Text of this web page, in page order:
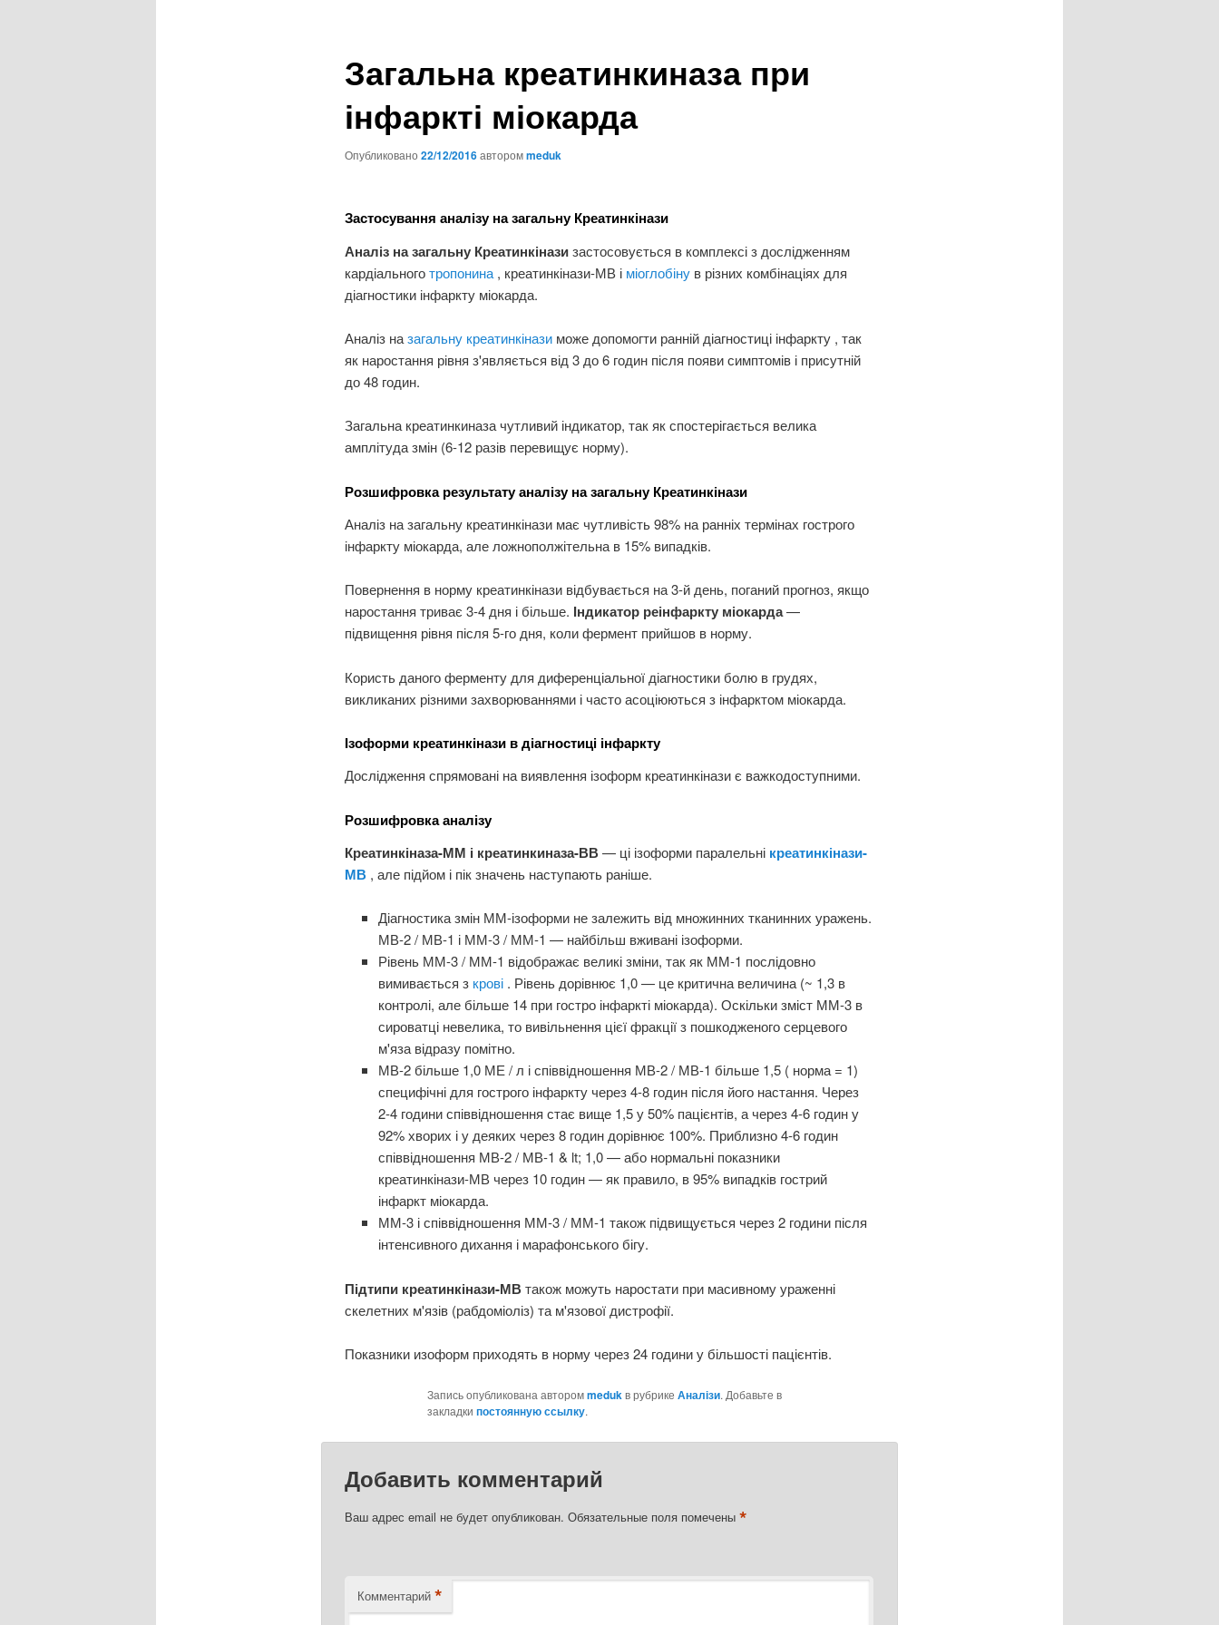
Загальна креатинкиназа при
інфаркті міокарда
Опубликовано 22/12/2016авторомmeduk
Застосування аналізу на загальну Креатинкінази
Аналіз на загальну Креатинкіназизастосовується в комплексі з дослідженням
кардіальноготропонина , креатинкінази-МВ і міоглобіну в різних комбінаціях для
діагностики інфаркту міокарда.
Аналіз назагальну креатинкінази може допомогти ранній діагностиці інфаркту , так
як наростання рівня з'являється від 3 до 6 годин після появи симптомів і присутній
до 48 годин.
Загальна креатинкиназа чутливий індикатор, так як спостерігається велика
амплітуда змін (6-12 разів перевищує норму).
Розшифровка результату аналізу на загальну Креатинкінази
Аналіз на загальну креатинкінази має чутливість 98% на ранніх термінах гострого
інфаркту міокарда, але ложнополжітельна в 15% випадків.
Повернення в норму креатинкінази відбувається на 3-й день, поганий прогноз, якщо
наростання триває 3-4 дня і більше. Індикатор реінфаркту міокарда—
підвищення рівня після 5-го дня, коли фермент прийшов в норму.
Користь даного ферменту для диференціальної діагностики болю в грудях,
викликаних різними захворюваннями і часто асоціюються з інфарктом міокарда.
Ізоформи креатинкінази в діагностиці інфаркту
Дослідження спрямовані на виявлення ізоформ креатинкінази є важкодоступними.
Розшифровка аналізу
Креатинкіназа-ММ і креатинкиназа-ВВ— ці ізоформи паралельні креатинкінази-
МВ , але підйом і пік значень наступають раніше.
Діагностика змін ММ-ізоформи не залежить від множинних тканинних уражень.
МВ-2 / МВ-1 і ММ-3 / ММ-1 — найбільш вживані ізоформи.
Рівень ММ-3 / ММ-1 відображає великі зміни, так як ММ-1 послідовно
вимивається з крові . Рівень дорівнює 1,0 — це критична величина (~ 1,3 в
контролі, але більше 14 при гостро інфаркті міокарда). Оскільки зміст ММ-3 в
сироватці невелика, то вивільнення цієї фракції з пошкодженого серцевого
м'яза відразу помітно.
МВ-2 більше 1,0 МЕ / л і співвідношення МВ-2 / МВ-1 більше 1,5 ( норма = 1)
специфічні для гострого інфаркту через 4-8 годин після його настання. Через
2-4 години співвідношення стає вище 1,5 у 50% пацієнтів, а через 4-6 годин у
92% хворих і у деяких через 8 годин дорівнює 100%. Приблизно 4-6 годин
співвідношення МВ-2 / МВ-1 & lt; 1,0 — або нормальні показники
креатинкінази-МВ через 10 годин — як правило, в 95% випадків гострий
інфаркт міокарда.
ММ-3 і співвідношення ММ-3 / ММ-1 також підвищується через 2 години після
інтенсивного дихання і марафонського бігу.
Підтипи креатинкінази-МВтакож можуть наростати при масивному ураженні
скелетних м'язів (рабдоміоліз) та м'язової дистрофії.
Показники изоформ приходять в норму через 24 години у більшості пацієнтів.
Запись опубликована авторомmedukв рубрике Аналізи. Добавьте в
закладки постоянную ссылку.
Добавить комментарий
Ваш адрес email не будет опубликован. Обязательные поля помечены *
Комментарий *